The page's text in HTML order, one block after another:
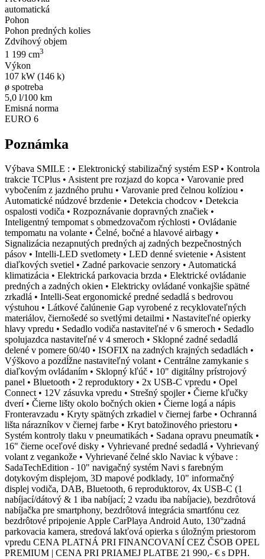
automatická
Pohon
Pohon predných kolies
Zdvihový objem
1 199 cm3
Výkon
107 kW (146 k)
ø spotreba
5,0 l/100 km
Emisná norma
EURO 6
Poznámka
Výbava SMILE : • Elektronický stabilizačný systém ESP • Kontrola
trakcie TCPlus • Asistent pre rozjazd do kopca • Varovanie pred
vybočením z jazdného pruhu • Varovanie pred čelnou kolíziou •
Automatické núdzové brzdenie • Detekcia chodcov • Detekcia
ospalosti vodiča • Rozpoznávanie dopravných značiek •
Inteligentný tempomat s obmedzovačom rýchlosti • Ovládanie
tempomatu na volante • Čelné, bočné a hlavové airbagy •
Signalizácia nezapnutých predných aj zadných bezpečnostných
pásov • Intelli-LED svetlomety • LED denné svietenie • Asistent
diaľkových svetiel • Zadné parkovacie senzory • Automatická
klimatizácia • Elektrická parkovacia brzda • Elektrické ovládanie
predných a zadných okien • Elektricky ovládané vonkajšie spätné
zrkadlá • Intelli-Seat ergonomické predné sedadlá s bedrovou
výstuhou • Látkové čalúnenie Gap vyrobené z recyklovateľných
materiálov, čiernošedé so svetlými detailmi • Nastaviteľné opierky
hlavy vpredu • Sedadlo vodiča nastaviteľné v 6 smeroch • Sedadlo
spolujazdca nastaviteľné v 4 smeroch • Sklopné zadné sedadlá
delené v pomere 60/40 • ISOFIX na zadných krajných sedadlách •
Výškovo a pozdĺžne nastaviteľný volant • Centrálne zamykanie s
diaľkovým ovládaním • Sklopný kľúč • 10" digitálny prístrojový
panel • Bluetooth • 2 reproduktory • 2x USB-C vpredu • Opel
Connect • 12V zásuvka vpredu • Strešný spojler • Čierne kľučky
dverí • Čierne lišty okolo bočných okien • Čierne logá a nápis
Fronteravzadu • Kryty spätných zrkadiel v čiernej farbe • Ochranná
lišta nárazníkov v čiernej farbe • Kryt batožinového priestoru •
Systém kontroly tlaku v pneumatikách • Sadana opravu pneumatík •
16" čierne oceľové disky • Vyhrievané predné sedadlá • Vyhrievaný
volant z vegankože • Vyhrievané čelné sklo Naviac k výbave :
SadaTechEdition - 10" navigačný systém Navi s farebným
dotykovým displejom, 3D mapové podklady, 10" informačný
displej vodiča, DAB, Bluetooth, 6 reproduktorov, 4x USB-C (1
nabíjací/dátový & 1 iba nabíjací; 2 vzadu iba nabíjacie), bezdrôtová
nabíjačka pre smartphony, bezdrôtová integrácia smartfónu cez
bezdrôtové pripojenie Apple CarPlaya Android Auto, 130°zadná
parkovacia kamera, stredová lakťová opierka s úložným priestorom
vpredu CENA PLATNÁ PRI FINANCOVANÍ CEZ ČSOB OPEL
PREMIUM | CENA PRI PRIAMEJ PLATBE 21 990,- € s DPH.